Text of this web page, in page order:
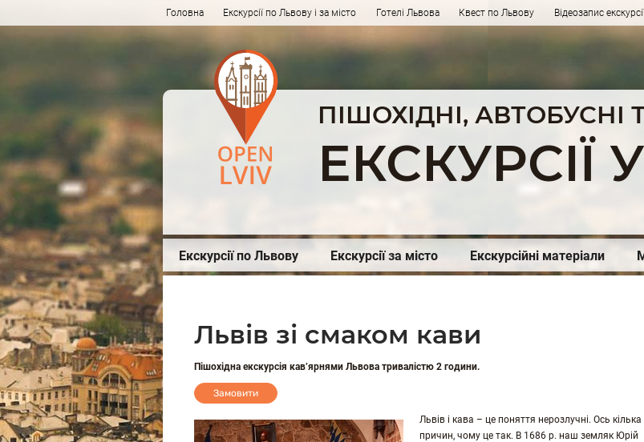
Головна Екскурсії по Львову і за місто Готелі Львова Квест по Львову Відеозапис
ПІШОХІДНІ, АВТОБУСНІ
ЕКСКУРСІЇ
Екскурсії по Львову Екскурсії за місто Екскурсійні матеріали
Львів зі смаком кави
Пішохідна екскурсія кав’ярнями Львова тривалістю 2 години.
Замовити
Львів і кава – це поняття нерозлучні. Ось кілька
причин, чому це так. В 1686 р. наш земляк Юрій